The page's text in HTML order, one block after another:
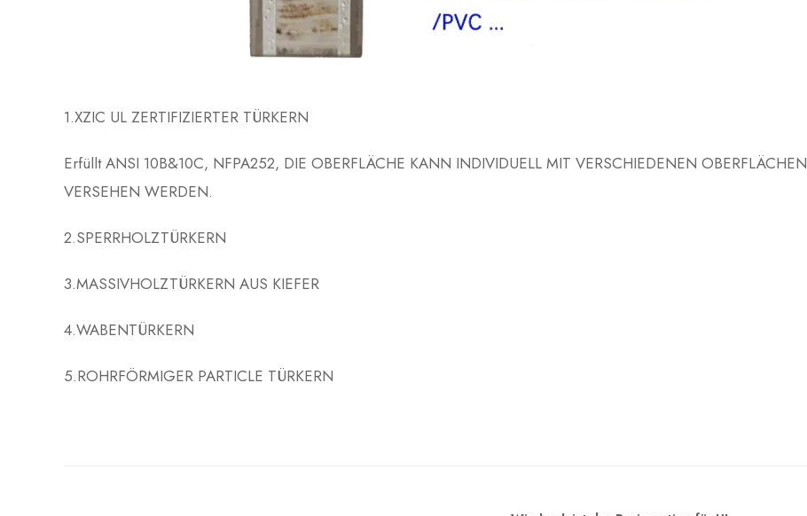
1.XZIC UL ZERTIFIZIERTER TÜRKERN
Erfüllt ANSI 10B&10C, NFPA252, DIE OBERFLÄCHE KANN INDIVIDUELL MIT VERSCHIEDENEN OBERFLÄCHEN
VERSEHEN WERDEN.
2.SPERRHOLZTÜRKERN
3.MASSIVHOLZTÜRKERN AUS KIEFER
4.WABENTÜRKERN
5.ROHRFÖRMIGER PARTICLE TÜRKERN